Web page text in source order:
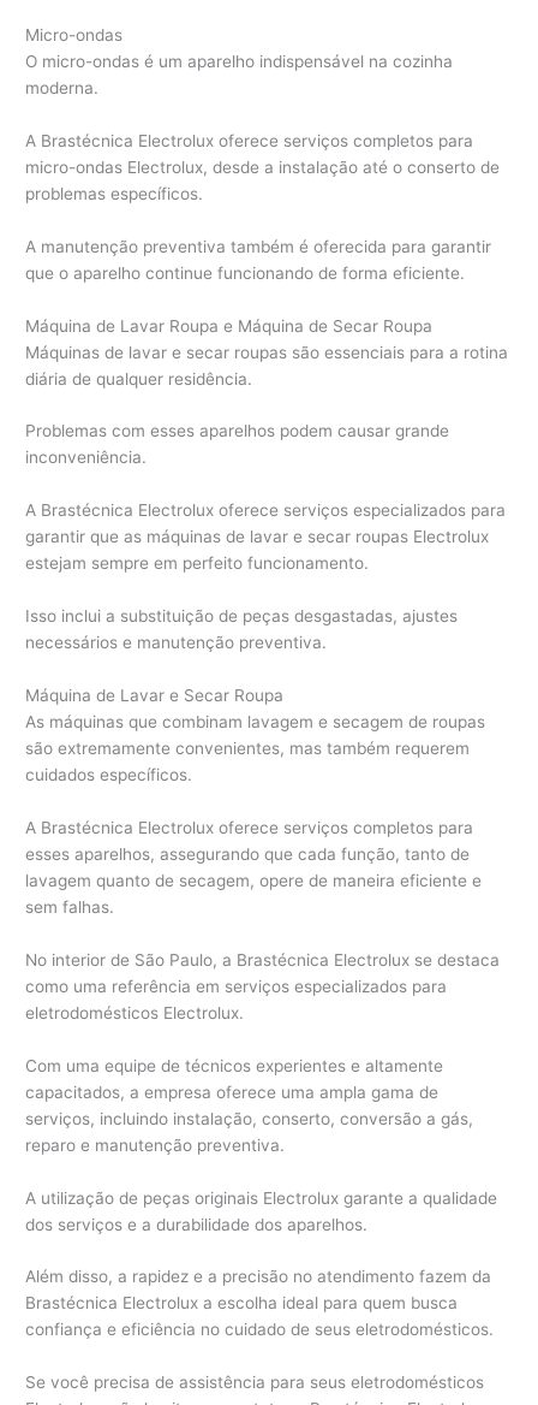
Micro-ondas
O micro-ondas é um aparelho indispensável na cozinha
moderna.
A Brastécnica Electrolux oferece serviços completos para
micro-ondas Electrolux, desde a instalação até o conserto de
problemas específicos.
A manutenção preventiva também é oferecida para garantir
que o aparelho continue funcionando de forma eficiente.
Máquina de Lavar Roupa e Máquina de Secar Roupa
Máquinas de lavar e secar roupas são essenciais para a rotina
diária de qualquer residência.
Problemas com esses aparelhos podem causar grande
inconveniência.
A Brastécnica Electrolux oferece serviços especializados para
garantir que as máquinas de lavar e secar roupas Electrolux
estejam sempre em perfeito funcionamento.
Isso inclui a substituição de peças desgastadas, ajustes
necessários e manutenção preventiva.
Máquina de Lavar e Secar Roupa
As máquinas que combinam lavagem e secagem de roupas
são extremamente convenientes, mas também requerem
cuidados específicos.
A Brastécnica Electrolux oferece serviços completos para
esses aparelhos, assegurando que cada função, tanto de
lavagem quanto de secagem, opere de maneira eficiente e
sem falhas.
No interior de São Paulo, a Brastécnica Electrolux se destaca
como uma referência em serviços especializados para
eletrodomésticos Electrolux.
Com uma equipe de técnicos experientes e altamente
capacitados, a empresa oferece uma ampla gama de
serviços, incluindo instalação, conserto, conversão a gás,
reparo e manutenção preventiva.
A utilização de peças originais Electrolux garante a qualidade
dos serviços e a durabilidade dos aparelhos.
Além disso, a rapidez e a precisão no atendimento fazem da
Brastécnica Electrolux a escolha ideal para quem busca
confiança e eficiência no cuidado de seus eletrodomésticos.
Se você precisa de assistência para seus eletrodomésticos